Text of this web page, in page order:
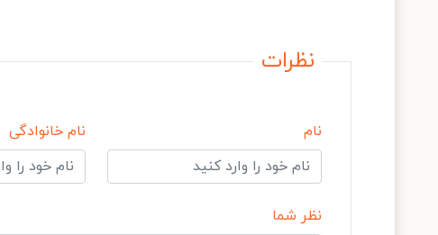
نظرات
نام نام خانوادگی
نظر شما